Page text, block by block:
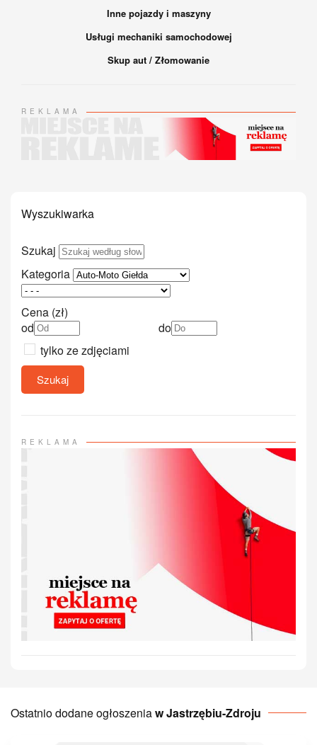
Inne pojazdy i maszyny
Usługi mechaniki samochodowej
Skup aut / Złomowanie
REKLAMA
Wyszukiwarka
Szukaj
Kategoria
Cena (zł)
od
do
tylko ze zdjęciami
Szukaj
REKLAMA
Ostatnio dodane ogłoszeniaw Jastrzębiu-Zdroju